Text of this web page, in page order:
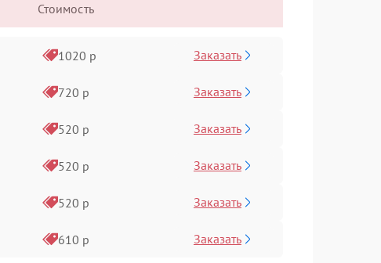
Стоимость
1020 р Заказать
720 р Заказать
520 р Заказать
520 р Заказать
520 р Заказать
610 р Заказать